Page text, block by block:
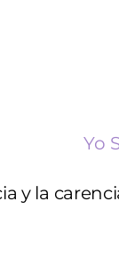
Yo
y la